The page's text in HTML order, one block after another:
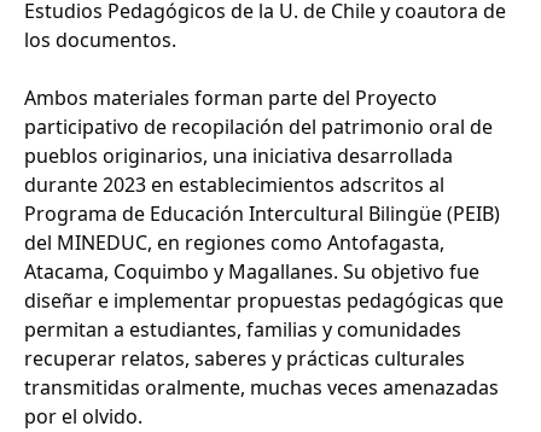
Estudios Pedagógicos de la U. de Chile y coautora de
los documentos.
Ambos materiales forman parte del Proyecto
participativo de recopilación del patrimonio oral de
pueblos originarios, una iniciativa desarrollada
durante 2023 en establecimientos adscritos al
Programa de Educación Intercultural Bilingüe (PEIB)
del MINEDUC, en regiones como Antofagasta,
Atacama, Coquimbo y Magallanes. Su objetivo fue
diseñar e implementar propuestas pedagógicas que
permitan a estudiantes, familias y comunidades
recuperar relatos, saberes y prácticas culturales
transmitidas oralmente, muchas veces amenazadas
por el olvido.